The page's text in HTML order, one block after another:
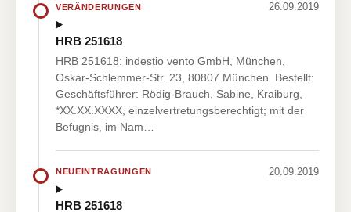
VERÄNDERUNGEN 26.09.2019
HRB 251618
HRB 251618: indestio vento GmbH, München,
Oskar-Schlemmer-Str. 23, 80807 München. Bestellt:
Geschäftsführer: Rödig-Brauch, Sabine, Kraiburg,
*XX.XX.XXXX, einzelvertretungsberechtigt; mit der
Befugnis, im Nam…
NEUEINTRAGUNGEN 20.09.2019
HRB 251618